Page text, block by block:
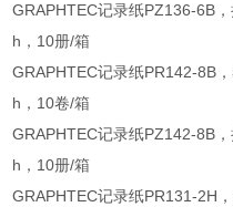
GRAPHTEC记录纸PZ136-6B
h，10册/箱
GRAPHTEC记录纸PR142-8B
h，10卷/箱
GRAPHTEC记录纸PZ142-8B
h，10册/箱
GRAPHTEC记录纸PR131-2H